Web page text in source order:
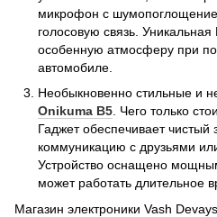
микрофон с
голосовую связь. Уникальная
особенную атмосферу при
автомобиле.
Необыкновенно стильные и
Onikuma B5. Чего только
Гаджет обеспечивает чистый
коммуникацию с друзьями
Устройство оснащено
может работать длительное
Магазин электроники Vash